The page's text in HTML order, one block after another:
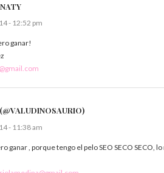
- 12:52 pm
ganar!
- 11:38 am
ganar , porque tengo el pelo SEO SECO SECO,